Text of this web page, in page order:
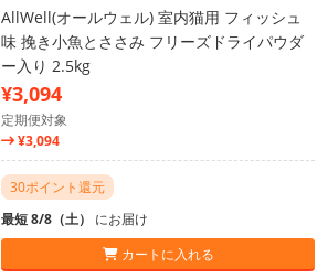
AllWell(オールウェル) 室内猫用 フィッシュ
味 挽き小魚とささみ フリーズドライパウダ
ー入り 2.5kg
¥3,094
定期便対象
¥3,094
30ポイント還元
最短 8/8（土） にお届け
カートに入れる